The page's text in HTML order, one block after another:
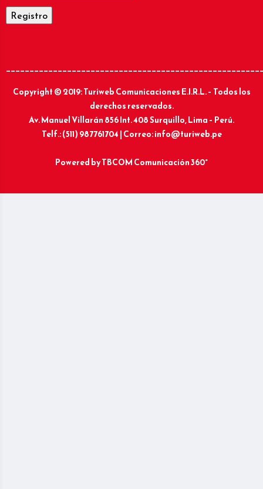
Copyright © 2019: Turiweb Comunicaciones E.I.R.L. – Todos los
derechos reservados.
Av. Manuel Villarán 856 Int. 408 Surquillo, Lima – Perú.
Telf.: (511) 987761704 | Correo: info@turiweb.pe
Powered byTBCOM Comunicación 360°